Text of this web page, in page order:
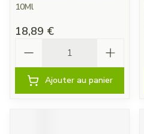
10Ml
18,89 €
Ajouter au panier